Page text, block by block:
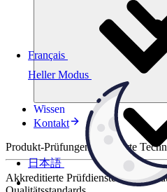
Heller Modus
Français
日本語
Wissen
Kontakt
Produkt-Prüfungen für smarte
Akkreditierte Prüfdienste auf